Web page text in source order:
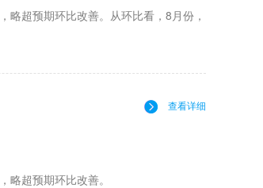
超预期环比改善。从环比看，8月份，
查看详细
超预期环比改善。